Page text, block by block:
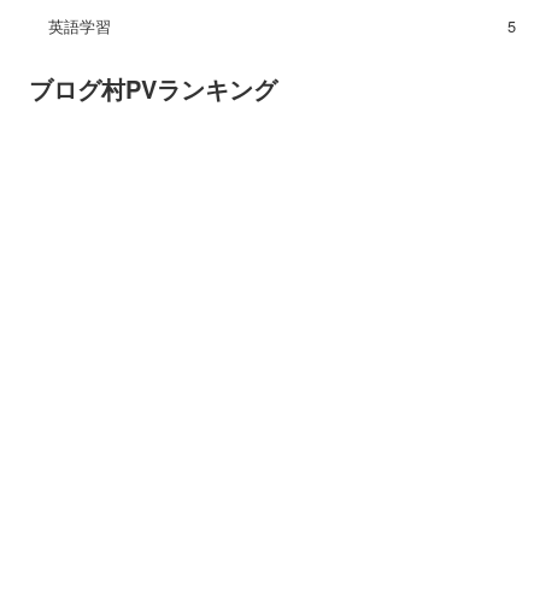
英語学習
5
ブログ村PVランキング